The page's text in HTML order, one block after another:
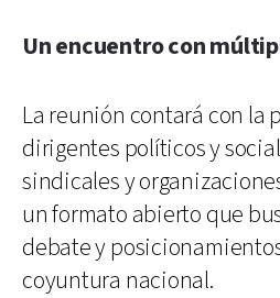
Un encuentro con
La reunión contará con la
dirigentes políticos y
sindicales y
un formato abierto que
debate y
coyuntura nacional.